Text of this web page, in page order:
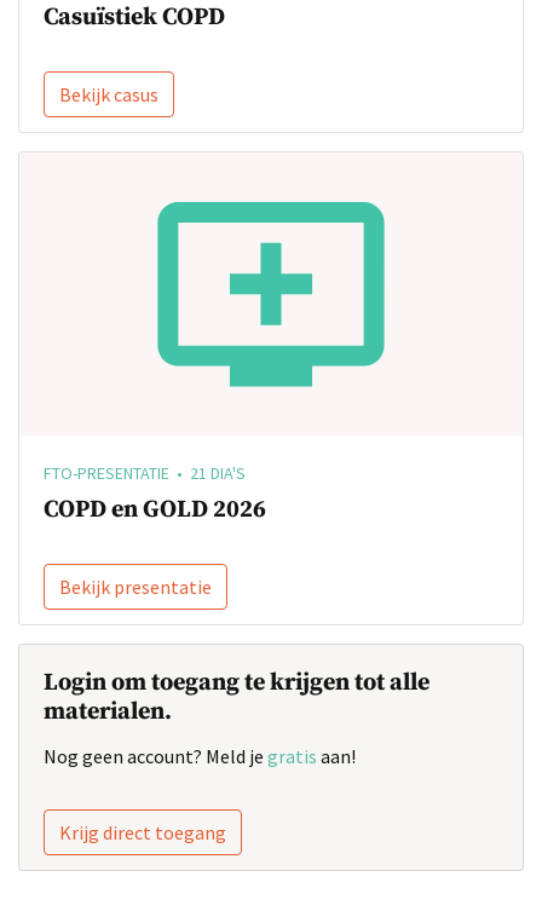
Casuïstiek COPD
Bekijk casus
FTO-PRESENTATIE • 21 DIA'S
COPD en GOLD 2026
Bekijk presentatie
Login om toegang te krijgen tot alle
materialen.
Nog geen account? Meld je gratis aan!
Krijg direct toegang